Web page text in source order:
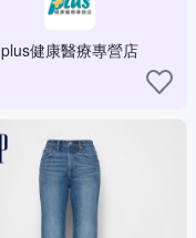
plus健康醫療專營店